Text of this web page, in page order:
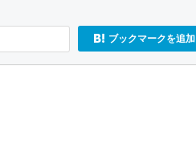
ブックマークを追加